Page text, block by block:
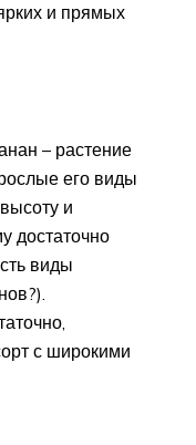
и прямых
– растение
его виды
и
достаточно
виды
с широкими